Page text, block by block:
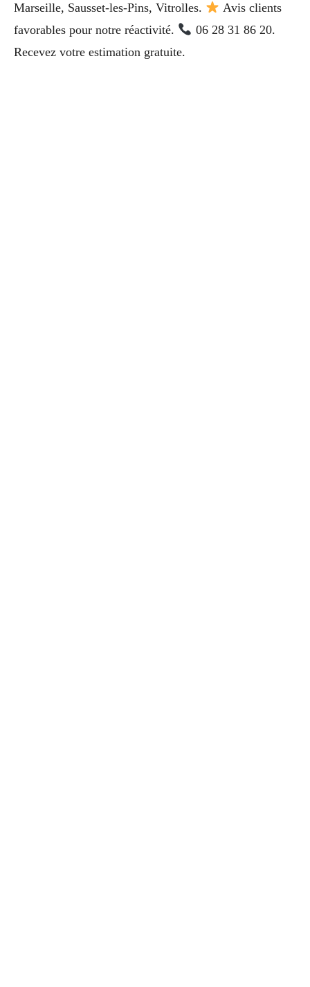
Marseille, Sausset-les-Pins, Vitrolles.
Avis clients
favorables pour notre réactivité.
06 28 31 86 20.
Recevez votre estimation gratuite.